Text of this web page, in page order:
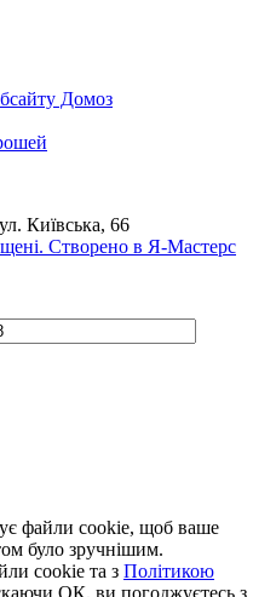
Домоз
Київська, 66
Створено в Я-Мастерс
файли cookie, щоб ваше
було зручнішим.
cookie та з Політикою